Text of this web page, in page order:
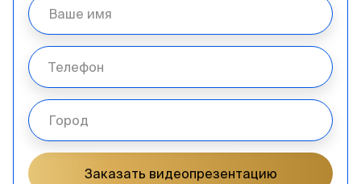
Заказать видеопрезентацию